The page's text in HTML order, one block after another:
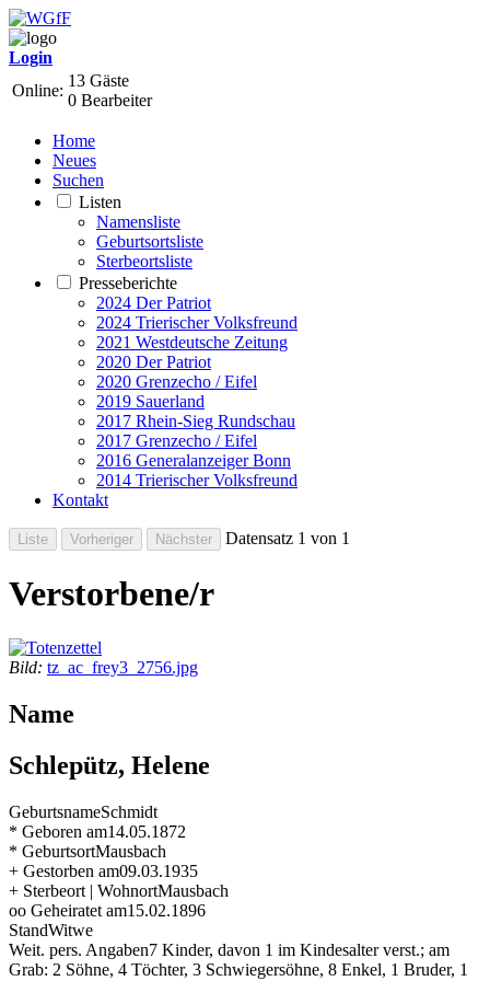
Login
Online:
13 Gäste
0 Bearbeiter
Home
Neues
Suchen
Listen
Namensliste
Geburtsortsliste
Sterbeortsliste
Presseberichte
2024 Der Patriot
2024 Trierischer Volksfreund
2021 Westdeutsche Zeitung
2020 Der Patriot
2020 Grenzecho / Eifel
2019 Sauerland
2017 Rhein-Sieg Rundschau
2017 Grenzecho / Eifel
2016 Generalanzeiger Bonn
2014 Trierischer Volksfreund
Kontakt
Datensatz 1 von 1
Verstorbene/r
Bild: tz_ac_frey3_2756.jpg
Name
Schlepütz, Helene
GeburtsnameSchmidt
* Geboren am14.05.1872
* GeburtsortMausbach
+ Gestorben am09.03.1935
+ Sterbeort | WohnortMausbach
oo Geheiratet am15.02.1896
StandWitwe
Weit. pers. Angaben7 Kinder, davon 1 im Kindesalter verst.; am
Grab: 2 Söhne, 4 Töchter, 3 Schwiegersöhne, 8 Enkel, 1 Bruder, 1